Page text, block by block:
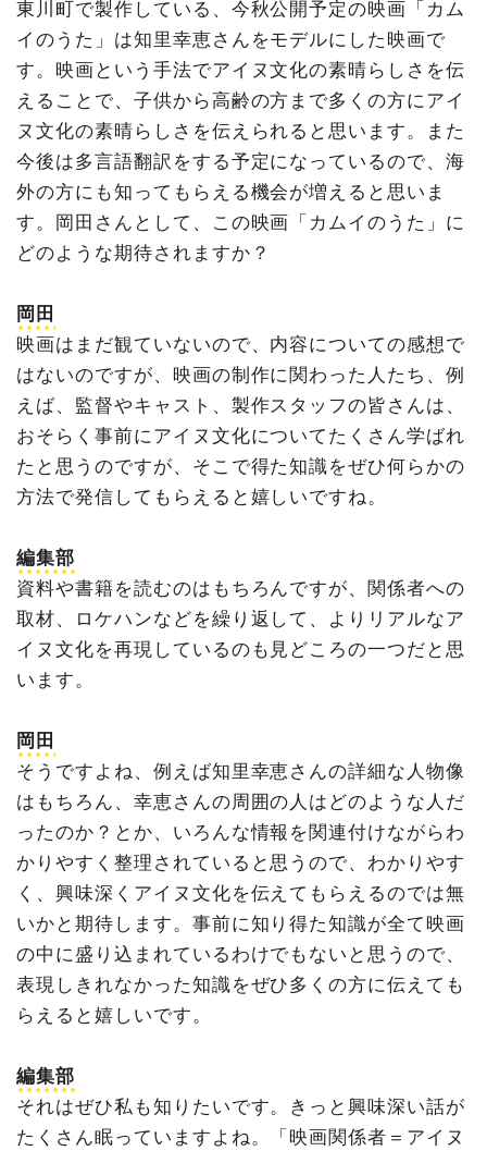
東川町で製作している、今秋公開予定の映画「カム
イのうた」は知里幸恵さんをモデルにした映画で
す。映画という手法でアイヌ文化の素晴らしさを伝
えることで、子供から高齢の方まで多くの方にアイ
ヌ文化の素晴らしさを伝えられると思います。また
今後は多言語翻訳をする予定になっているので、海
外の方にも知ってもらえる機会が増えると思いま
す。岡田さんとして、この映画「カムイのうた」に
どのような期待されますか？
岡田
映画はまだ観ていないので、内容についての感想で
はないのですが、映画の制作に関わった人たち、例
えば、監督やキャスト、製作スタッフの皆さんは、
おそらく事前にアイヌ文化についてたくさん学ばれ
たと思うのですが、そこで得た知識をぜひ何らかの
方法で発信してもらえると嬉しいですね。
編集部
資料や書籍を読むのはもちろんですが、関係者への
取材、ロケハンなどを繰り返して、よりリアルなア
イヌ文化を再現しているのも見どころの一つだと思
います。
岡田
そうですよね、例えば知里幸恵さんの詳細な人物像
はもちろん、幸恵さんの周囲の人はどのような人だ
ったのか？とか、いろんな情報を関連付けながらわ
かりやすく整理されていると思うので、わかりやす
く、興味深くアイヌ文化を伝えてもらえるのでは無
いかと期待します。事前に知り得た知識が全て映画
の中に盛り込まれているわけでもないと思うので、
表現しきれなかった知識をぜひ多くの方に伝えても
らえると嬉しいです。
編集部
それはぜひ私も知りたいです。きっと興味深い話が
たくさん眠っていますよね。「映画関係者＝アイヌ